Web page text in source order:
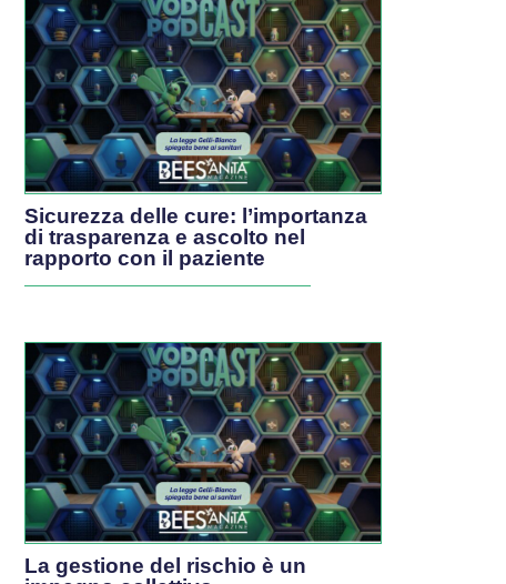
Sicurezza delle cure: l’importanza
di trasparenza e ascolto nel
rapporto con il paziente
La gestione del rischio è un